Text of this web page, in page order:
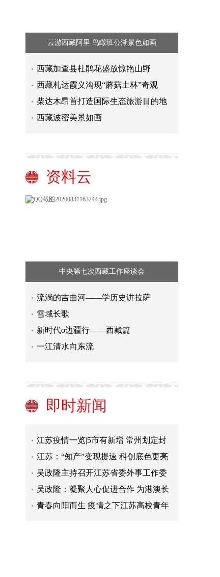
云游西藏阿里 鸟瞰班公湖景色如画
西藏加查县杜鹃花盛放惊艳山野
西藏札达霞义沟现“蘑菇土林”奇观
柴达木昂首打造国际生态旅游目的地
西藏波密美景如画
资料云
中央第七次西藏工作座谈会
流淌的吉曲河——学历史讲拉萨
雪域长歌
新时代o边疆行——西藏篇
一江清水向东流
即时新闻
青春向阳而生 疫情之下江苏高校青年
同气连枝守望相助
江苏加强小麦赤霉病防治工作 确保夏
划定封控区、管控区、防范区
动画视频《太空出差三人组》
苏州新增本土无症状感染者37例 其中
昆山30例
常州新增8名无症状感染者系同学关系
控区管控区
江苏：“知产”变现提速 科创底色更亮
吴政隆主持召开江苏省委外事工作委
员会会议：奋力开创新时代全省外事
工作新局面
吴政隆：凝聚人心促进合作 为港澳长
期繁荣稳定作出江苏更大贡献
青春向阳而生 疫情之下江苏高校青年
同气连枝守望相助
江苏加强小麦赤霉病防治工作 确保夏